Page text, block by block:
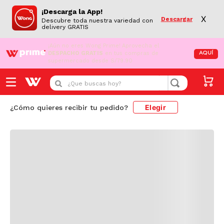
¡Descarga la App!
Descubre toda nuestra variedad con
delivery GRATIS
Descargar X
¡Aún no eres Wong Prime! Aprovecha el
DESPACHO GRATIS en tus compras de
supermercado desde S/79.90
AQUÍ
¿Que buscas hoy?
¿Cómo quieres recibir tu pedido? Elegir
Cargando comentarios...